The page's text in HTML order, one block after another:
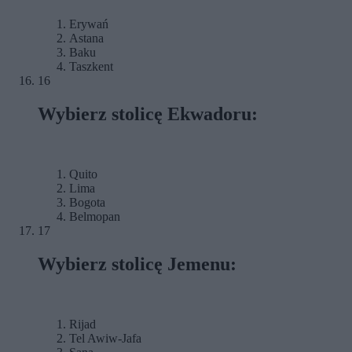
Erywań
Astana
Baku
Taszkent
16
Wybierz stolicę Ekwadoru:
Quito
Lima
Bogota
Belmopan
17
Wybierz stolicę Jemenu:
Rijad
Tel Awiw-Jafa